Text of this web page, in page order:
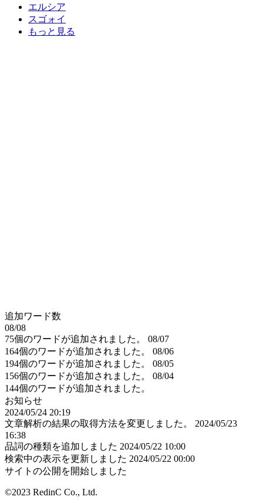
エルシア
スゴォイ
もっと見る
追加ワード数
08/08
75個のワードが追加されました。
08/07
164個のワードが追加されました。
08/06
194個のワードが追加されました。
08/05
156個のワードが追加されました。
08/04
144個のワードが追加されました。
お知らせ
2024/05/24 20:19
文章解析の結果の取得方法を変更しました。
2024/05/23
16:38
品詞の種類を追加しました 2024/05/22 10:00
検索中の表示を更新しました 2024/05/22 00:00
サイトの公開を開始しました
©2023 RedinC Co., Ltd.